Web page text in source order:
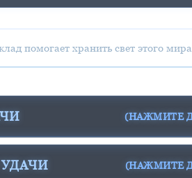
помогает хранить свет этого
(НАЖМИТЕ
УДАЧИ (НАЖМИТЕ